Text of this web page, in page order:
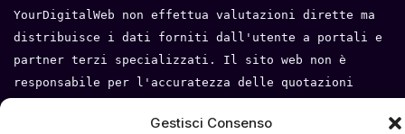
Gestisci Consenso
YourDigitalWeb non effettua valutazioni dirette ma
distribuisce i dati forniti dall'utente a portali e
partner terzi specializzati. Il sito web non è
responsabile per l'accuratezza delle quotazioni
compravendite tra l'utente e i terzi. Tutti i loghi